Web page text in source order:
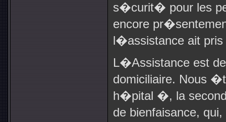
s�curit� pour les
encore
l�assistance ait pris
L�Assistance est
domiciliaire. Nous
h�pital �, la
de bienfaisance,